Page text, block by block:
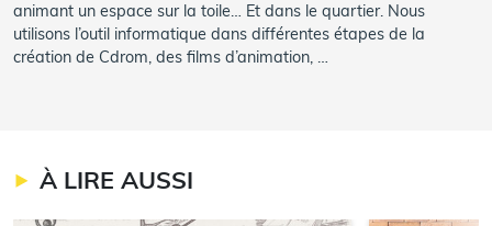
animant un espace sur la toile… Et dans le quartier. Nous
utilisons l’outil informatique dans différentes étapes de la
création de Cdrom, des films d’animation, …
À LIRE AUSSI